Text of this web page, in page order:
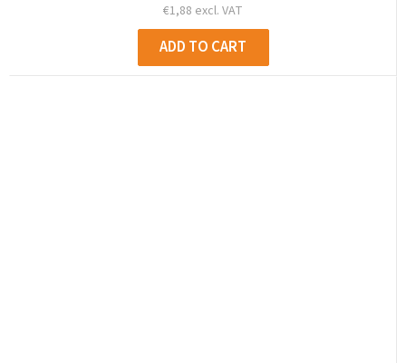
€1,88 excl. VAT
ADD TO CART